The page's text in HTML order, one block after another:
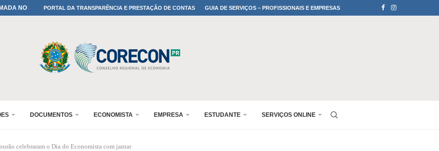
PARANÁ DEFINE SUAS...
PORTAL DA TRANSPARÊNCIA E PRESTAÇÃO DE CONTAS GUIA DE SERVIÇOS – PROFISSIONAIS E EMPRESAS
DOCUMENTOS ECONOMISTA EMPRESA ESTUDANTE SERVIÇOS ONLINE
celebraram o Dia do Economista com jantar